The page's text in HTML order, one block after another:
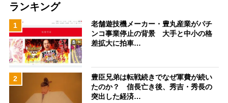
ランキング
1
老舗遊技機メーカー・豊丸産業がパチ
ンコ事業停止の背景 大手と中小の格
差拡大に拍車…
2
豊臣兄弟は転戦続きでなぜ軍費が続い
たのか？ 信長亡き後、秀吉・秀長の
突出した経済…